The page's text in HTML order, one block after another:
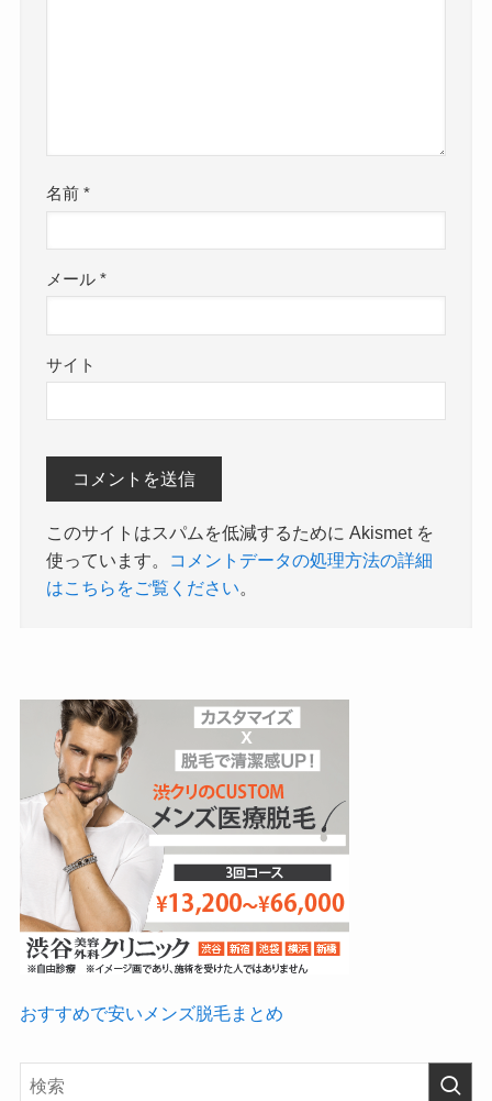
名前*
メール*
サイト
このサイトはスパムを低減するために Akismet を
使っています。
コメントデータの処理方法の詳細
はこちらをご覧ください。
おすすめで安いメンズ脱毛まとめ